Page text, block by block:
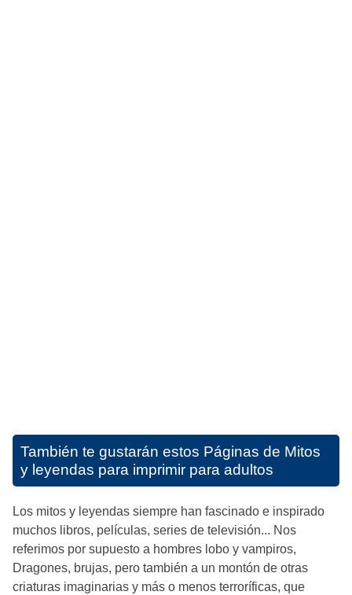
También te gustarán estos Páginas de Mitos
y leyendas para imprimir para adultos
Los mitos y leyendas siempre han fascinado e inspirado
muchos libros, películas, series de televisión... Nos
referimos por supuesto a hombres lobo y vampiros,
Dragones, brujas, pero también a un montón de otras
criaturas imaginarias y más o menos terroríficas, que